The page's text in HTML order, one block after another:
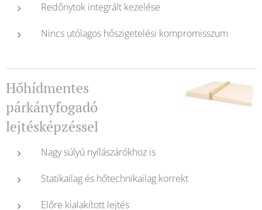
Redőnytok integrált kezelése
Nincs utólagos hőszigetelési kompromisszum
Hőhídmentes
párkányfogadó
lejtésképzéssel
Nagy súlyú nyílászárókhoz is
Statikailag és hőtechnikailag korrekt
Előre kialakított lejtés